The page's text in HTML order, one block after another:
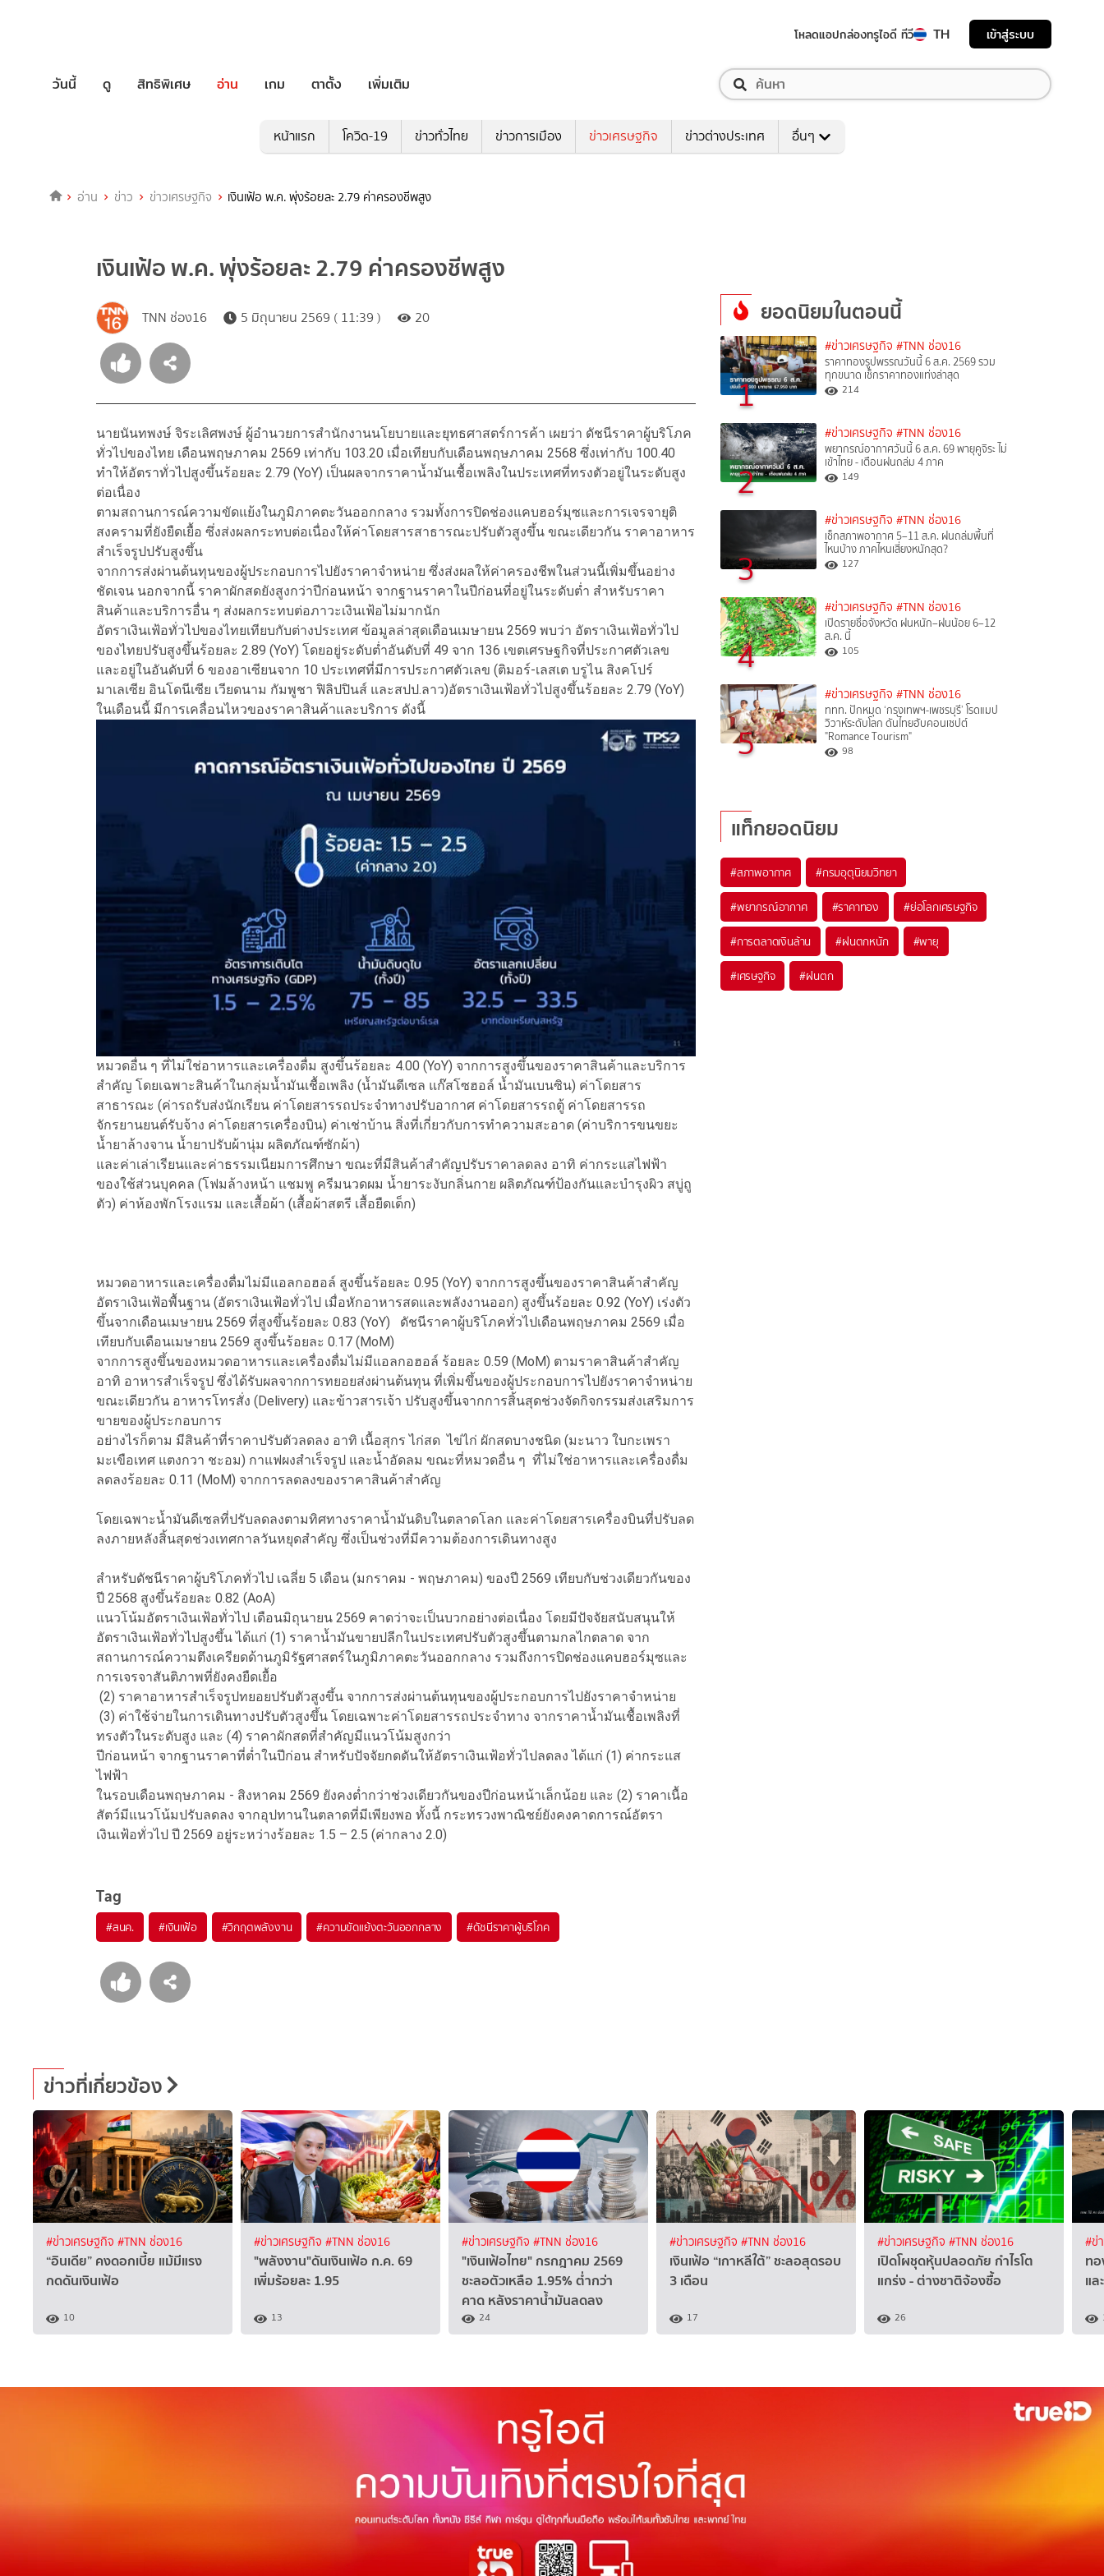
โหลดแอปกล่องทรูไอดี ทีวี TH เข้าสู่ระบบ
วันนี้ ดู สิทธิพิเศษ อ่าน เกม ตาตั้ง เพิ่มเติม
หน้าแรก โควิด-19 ข่าวทั่วไทย ข่าวการเมือง ข่าวเศรษฐกิจ ข่าวต่างประเทศ อื่นๆ
อ่าน ข่าว ข่าวเศรษฐกิจ เงินเฟ้อ พ.ค. พุ่งร้อยละ 2.79 ค่าครองชีพสูง
เงินเฟ้อ พ.ค. พุ่งร้อยละ 2.79 ค่าครองชีพสูง
TNN ช่อง16 5 มิถุนายน 2569 ( 11:39 ) 20
นายนันทพงษ์ จิระเลิศพงษ์ ผู้อำนวยการสำนักงานนโยบายและยุทธศาสตร์การค้า เผยว่า ดัชนีราคาผู้บริโภค
ทั่วไปของไทย เดือนพฤษภาคม 2569 เท่ากับ 103.20 เมื่อเทียบกับเดือนพฤษภาคม 2568 ซึ่งเท่ากับ 100.40
ทำให้อัตราทั่วไปสูงขึ้นร้อยละ 2.79 (YoY) เป็นผลจากราคาน้ำมันเชื้อเพลิงในประเทศที่ทรงตัวอยู่ในระดับสูง
ต่อเนื่อง
ตามสถานการณ์ความขัดแย้งในภูมิภาคตะวันออกกลาง รวมทั้งการปิดช่องแคบฮอร์มุซและการเจรจายุติ
สงครามที่ยังยืดเยื้อ ซึ่งส่งผลกระทบต่อเนื่องให้ค่าโดยสารสาธารณะปรับตัวสูงขึ้น ขณะเดียวกัน ราคาอาหาร
สำเร็จรูปปรับสูงขึ้น
จากการส่งผ่านต้นทุนของผู้ประกอบการไปยังราคาจำหน่าย ซึ่งส่งผลให้ค่าครองชีพในส่วนนี้เพิ่มขึ้นอย่าง
ชัดเจน นอกจากนี้ ราคาผักสดยังสูงกว่าปีก่อนหน้า จากฐานราคาในปีก่อนที่อยู่ในระดับต่ำ สำหรับราคา
สินค้าและบริการอื่น ๆ ส่งผลกระทบต่อภาวะเงินเฟ้อไม่มากนัก
อัตราเงินเฟ้อทั่วไปของไทยเทียบกับต่างประเทศ ข้อมูลล่าสุดเดือนเมษายน 2569 พบว่า อัตราเงินเฟ้อทั่วไป
ของไทยปรับสูงขึ้นร้อยละ 2.89 (YoY) โดยอยู่ระดับต่ำอันดับที่ 49 จาก 136 เขตเศรษฐกิจที่ประกาศตัวเลข
และอยู่ในอันดับที่ 6 ของอาเซียนจาก 10 ประเทศที่มีการประกาศตัวเลข (ติมอร์-เลสเต บรูไน สิงคโปร์
มาเลเซีย อินโดนีเซีย เวียดนาม กัมพูชา ฟิลิปปินส์ และสปป.ลาว)อัตราเงินเฟ้อทั่วไปสูงขึ้นร้อยละ 2.79 (YoY)
ในเดือนนี้ มีการเคลื่อนไหวของราคาสินค้าและบริการ ดังนี้
หมวดอื่น ๆ ที่ไม่ใช่อาหารและเครื่องดื่ม สูงขึ้นร้อยละ 4.00 (YoY) จากการสูงขึ้นของราคาสินค้าและบริการ
สำคัญ โดยเฉพาะสินค้าในกลุ่มน้ำมันเชื้อเพลิง (น้ำมันดีเซล แก๊สโซฮอล์ น้ำมันเบนซิน) ค่าโดยสาร
สาธารณะ (ค่ารถรับส่งนักเรียน ค่าโดยสารรถประจำทางปรับอากาศ ค่าโดยสารรถตู้ ค่าโดยสารรถ
จักรยานยนต์รับจ้าง ค่าโดยสารเครื่องบิน) ค่าเช่าบ้าน สิ่งที่เกี่ยวกับการทำความสะอาด (ค่าบริการขนขยะ
น้ำยาล้างจาน น้ำยาปรับผ้านุ่ม ผลิตภัณฑ์ซักผ้า)
และค่าเล่าเรียนและค่าธรรมเนียมการศึกษา ขณะที่มีสินค้าสำคัญปรับราคาลดลง อาทิ ค่ากระแสไฟฟ้า
ของใช้ส่วนบุคคล (โฟมล้างหน้า แชมพู ครีมนวดผม น้ำยาระงับกลิ่นกาย ผลิตภัณฑ์ป้องกันและบำรุงผิว สบู่ถู
ตัว) ค่าห้องพักโรงแรม และเสื้อผ้า (เสื้อผ้าสตรี เสื้อยืดเด็ก)
หมวดอาหารและเครื่องดื่มไม่มีแอลกอฮอล์ สูงขึ้นร้อยละ 0.95 (YoY) จากการสูงขึ้นของราคาสินค้าสำคัญ
อัตราเงินเฟ้อพื้นฐาน (อัตราเงินเฟ้อทั่วไป เมื่อหักอาหารสดและพลังงานออก) สูงขึ้นร้อยละ 0.92 (YoY) เร่งตัว
ขึ้นจากเดือนเมษายน 2569 ที่สูงขึ้นร้อยละ 0.83 (YoY) ดัชนีราคาผู้บริโภคทั่วไปเดือนพฤษภาคม 2569 เมื่อ
เทียบกับเดือนเมษายน 2569 สูงขึ้นร้อยละ 0.17 (MoM)
จากการสูงขึ้นของหมวดอาหารและเครื่องดื่มไม่มีแอลกอฮอล์ ร้อยละ 0.59 (MoM) ตามราคาสินค้าสำคัญ
อาทิ อาหารสำเร็จรูป ซึ่งได้รับผลจากการทยอยส่งผ่านต้นทุน ที่เพิ่มขึ้นของผู้ประกอบการไปยังราคาจำหน่าย
ขณะเดียวกัน อาหารโทรสั่ง (Delivery) และข้าวสารเจ้า ปรับสูงขึ้นจากการสิ้นสุดช่วงจัดกิจกรรมส่งเสริมการ
ขายของผู้ประกอบการ
อย่างไรก็ตาม มีสินค้าที่ราคาปรับตัวลดลง อาทิ เนื้อสุกร ไก่สด ไข่ไก่ ผักสดบางชนิด (มะนาว ใบกะเพรา
มะเขือเทศ แตงกวา ชะอม) กาแฟผงสำเร็จรูป และน้ำอัดลม ขณะที่หมวดอื่น ๆ ที่ไม่ใช่อาหารและเครื่องดื่ม
ลดลงร้อยละ 0.11 (MoM) จากการลดลงของราคาสินค้าสำคัญ
โดยเฉพาะน้ำมันดีเซลที่ปรับลดลงตามทิศทางราคาน้ำมันดิบในตลาดโลก และค่าโดยสารเครื่องบินที่ปรับลด
ลงภายหลังสิ้นสุดช่วงเทศกาลวันหยุดสำคัญ ซึ่งเป็นช่วงที่มีความต้องการเดินทางสูง
สำหรับดัชนีราคาผู้บริโภคทั่วไป เฉลี่ย 5 เดือน (มกราคม - พฤษภาคม) ของปี 2569 เทียบกับช่วงเดียวกันของ
ปี 2568 สูงขึ้นร้อยละ 0.82 (AoA)
แนวโน้มอัตราเงินเฟ้อทั่วไป เดือนมิถุนายน 2569 คาดว่าจะเป็นบวกอย่างต่อเนื่อง โดยมีปัจจัยสนับสนุนให้
อัตราเงินเฟ้อทั่วไปสูงขึ้น ได้แก่ (1) ราคาน้ำมันขายปลีกในประเทศปรับตัวสูงขึ้นตามกลไกตลาด จาก
สถานการณ์ความตึงเครียดด้านภูมิรัฐศาสตร์ในภูมิภาคตะวันออกกลาง รวมถึงการปิดช่องแคบฮอร์มุซและ
การเจรจาสันติภาพที่ยังคงยืดเยื้อ
(2) ราคาอาหารสำเร็จรูปทยอยปรับตัวสูงขึ้น จากการส่งผ่านต้นทุนของผู้ประกอบการไปยังราคาจำหน่าย
(3) ค่าใช้จ่ายในการเดินทางปรับตัวสูงขึ้น โดยเฉพาะค่าโดยสารรถประจำทาง จากราคาน้ำมันเชื้อเพลิงที่
ทรงตัวในระดับสูง และ (4) ราคาผักสดที่สำคัญมีแนวโน้มสูงกว่า
ปีก่อนหน้า จากฐานราคาที่ต่ำในปีก่อน สำหรับปัจจัยกดดันให้อัตราเงินเฟ้อทั่วไปลดลง ได้แก่ (1) ค่ากระแส
ไฟฟ้า
ในรอบเดือนพฤษภาคม - สิงหาคม 2569 ยังคงต่ำกว่าช่วงเดียวกันของปีก่อนหน้าเล็กน้อย และ (2) ราคาเนื้อ
สัตว์มีแนวโน้มปรับลดลง จากอุปทานในตลาดที่มีเพียงพอ ทั้งนี้ กระทรวงพาณิชย์ยังคงคาดการณ์อัตรา
เงินเฟ้อทั่วไป ปี 2569 อยู่ระหว่างร้อยละ 1.5 – 2.5 (ค่ากลาง 2.0)
Tag
#สนค. #เงินเฟ้อ #วิกฤตพลังงาน #ความขัดแย้งตะวันออกกลาง #ดัชนีราคาผู้บริโภค
ยอดนิยมในตอนนี้
1
#ข่าวเศรษฐกิจ #TNN ช่อง16
ราคาทองรูปพรรณวันนี้ 6 ส.ค. 2569 รวม
ทุกขนาด เช็กราคาทองแท่งล่าสุด
214
2
#ข่าวเศรษฐกิจ #TNN ช่อง16
พยากรณ์อากาศวันนี้ 6 ส.ค. 69 พายุคูจิระ ไม่
เข้าไทย - เตือนฝนถล่ม 4 ภาค
149
3
#ข่าวเศรษฐกิจ #TNN ช่อง16
เช็กสภาพอากาศ 5–11 ส.ค. ฝนถล่มพื้นที่
ไหนบ้าง ภาคไหนเสี่ยงหนักสุด?
127
4
#ข่าวเศรษฐกิจ #TNN ช่อง16
เปิดรายชื่อจังหวัด ฝนหนัก–ฝนน้อย 6–12
ส.ค. นี้
105
5
#ข่าวเศรษฐกิจ #TNN ช่อง16
ททท. ปักหมุด ‘กรุงเทพฯ-เพชรบุรี’ โรดแมป
วิวาห์ระดับโลก ดันไทยฮับคอนเซปต์
"Romance Tourism"
98
แท็กยอดนิยม
#สภาพอากาศ #กรมอุตุนิยมวิทยา
#พยากรณ์อากาศ #ราคาทอง #ย่อโลกเศรษฐกิจ
#การตลาดเงินล้าน #ฝนตกหนัก #พายุ
#เศรษฐกิจ #ฝนตก
ข่าวที่เกี่ยวข้อง
#ข่าวเศรษฐกิจ #TNN ช่อง16
“อินเดีย” คงดอกเบี้ย แม้มีแรง
กดดันเงินเฟ้อ
10
#ข่าวเศรษฐกิจ #TNN ช่อง16
"พลังงาน"ดันเงินเฟ้อ ก.ค. 69
เพิ่มร้อยละ 1.95
13
#ข่าวเศรษฐกิจ #TNN ช่อง16
"เงินเฟ้อไทย" กรกฎาคม 2569
ชะลอตัวเหลือ 1.95% ต่ำกว่า
คาด หลังราคาน้ำมันลดลง
24
#ข่าวเศรษฐกิจ #TNN ช่อง16
เงินเฟ้อ “เกาหลีใต้” ชะลอสุดรอบ
3 เดือน
17
#ข่าวเศรษฐกิจ #TNN ช่อง16
เปิดโผชุดหุ้นปลอดภัย กำไรโต
แกร่ง - ต่างชาติจ้องซื้อ
26
#ข่
ท
แล